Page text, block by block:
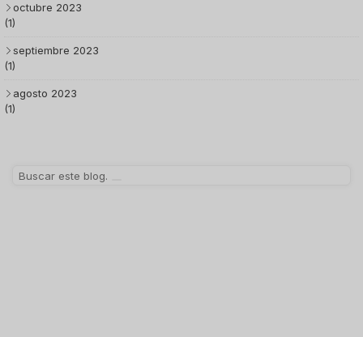
octubre 2023
(1)
septiembre 2023
(1)
agosto 2023
(1)